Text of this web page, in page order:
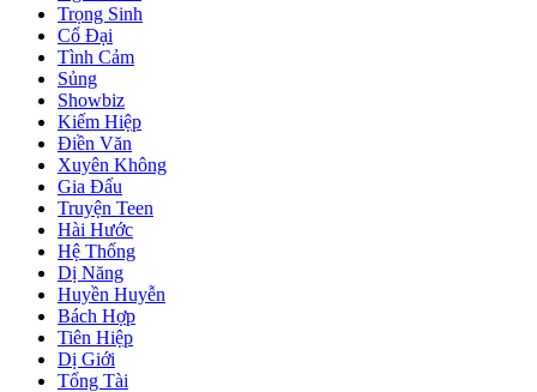
Trọng Sinh
Cổ Đại
Tình Cảm
Sủng
Showbiz
Kiếm Hiệp
Điền Văn
Xuyên Không
Gia Đấu
Truyện Teen
Hài Hước
Hệ Thống
Dị Năng
Huyền Huyễn
Bách Hợp
Tiên Hiệp
Dị Giới
Tổng Tài